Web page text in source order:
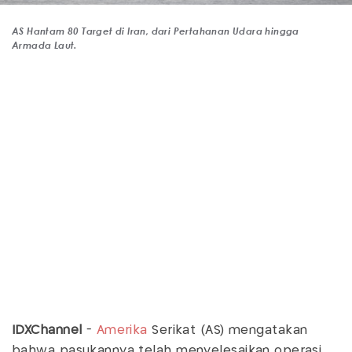
AS Hantam 80 Target di Iran, dari Pertahanan Udara hingga
Armada Laut.
IDXChannel - Amerika Serikat (AS) mengatakan